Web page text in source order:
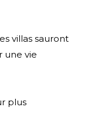
villas sauront
une vie
plus